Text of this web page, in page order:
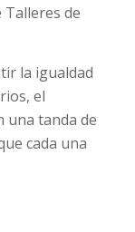
de
la igualdad
el
una tanda de
cada una